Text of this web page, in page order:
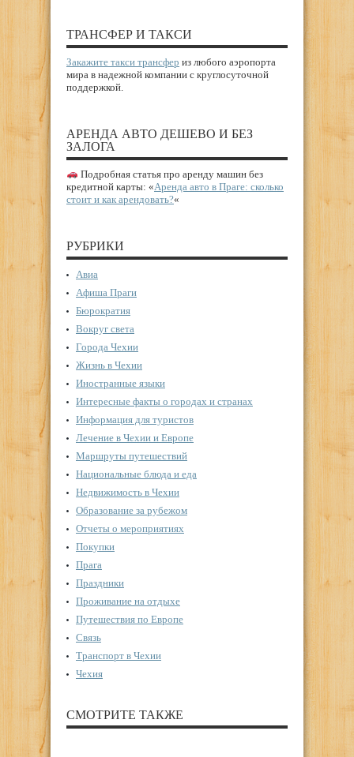
ТРАНСФЕР И ТАКСИ
Закажите такси трансфер из любого аэропорта
мира в надежной компании с круглосуточной
поддержкой.
АРЕНДА АВТО ДЕШЕВО И БЕЗ
ЗАЛОГА
Подробная статья про аренду машин без
кредитной карты: «Аренда авто в Праге: сколько
стоит и как арендовать?«
РУБРИКИ
Авиа
Афиша Праги
Бюрократия
Вокруг света
Города Чехии
Жизнь в Чехии
Иностранные языки
Интересные факты о городах и странах
Информация для туристов
Лечение в Чехии и Европе
Маршруты путешествий
Национальные блюда и еда
Недвижимость в Чехии
Образование за рубежом
Отчеты о мероприятиях
Покупки
Прага
Праздники
Проживание на отдыхе
Путешествия по Европе
Связь
Транспорт в Чехии
Чехия
СМОТРИТЕ ТАКЖЕ